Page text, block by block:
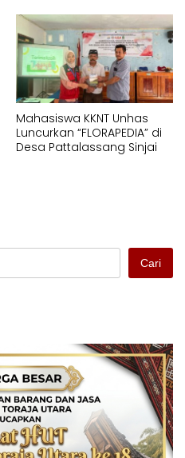
Mahasiswa KKNT Unhas
Luncurkan “FLORAPEDIA” di
Desa Pattalassang Sinjai
Cari